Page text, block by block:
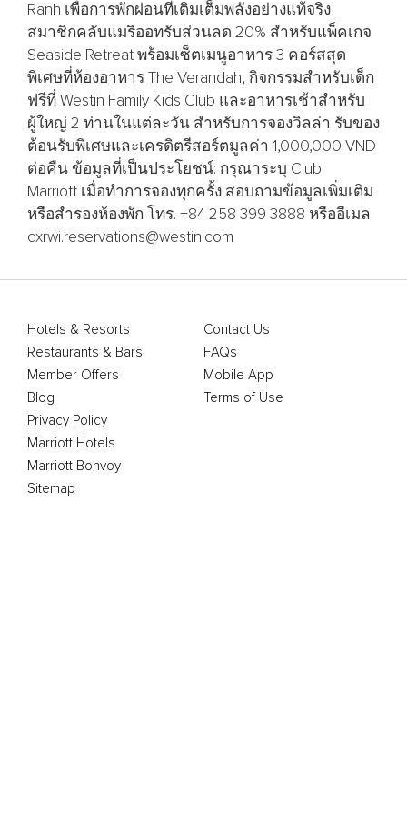
Ranh เพื่อการพักผ่อนที่เติมเต็มพลังอย่างแท้จริง
สมาชิกคลับแมริออทรับส่วนลด 20% สำหรับแพ็คเกจ
Seaside Retreat พร้อมเซ็ตเมนูอาหาร 3 คอร์สสุด
พิเศษที่ห้องอาหาร The Verandah, กิจกรรมสำหรับเด็ก
ฟรีที่ Westin Family Kids Club และอาหารเช้าสำหรับ
ผู้ใหญ่ 2 ท่านในแต่ละวัน สำหรับการจองวิลล่า รับของ
ต้อนรับพิเศษและเครดิตรีสอร์ตมูลค่า 1,000,000 VND
ต่อคืน ข้อมูลที่เป็นประโยชน์: กรุณาระบุ Club
Marriott เมื่อทำการจองทุกครั้ง สอบถามข้อมูลเพิ่มเติม
หรือสำรองห้องพัก โทร. +84 258 399 3888 หรืออีเมล
cxrwi.reservations@westin.com
Hotels & Resorts
Restaurants & Bars
Member Offers
Blog
Contact Us
FAQs
Mobile App
Terms of Use
Privacy Policy
Marriott Hotels
Marriott Bonvoy
Sitemap